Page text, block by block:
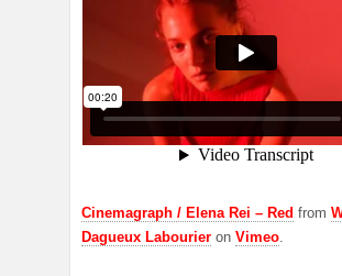
Cinemagraph / Elena Rei – Red from
Dagueux Labourier on Vimeo.